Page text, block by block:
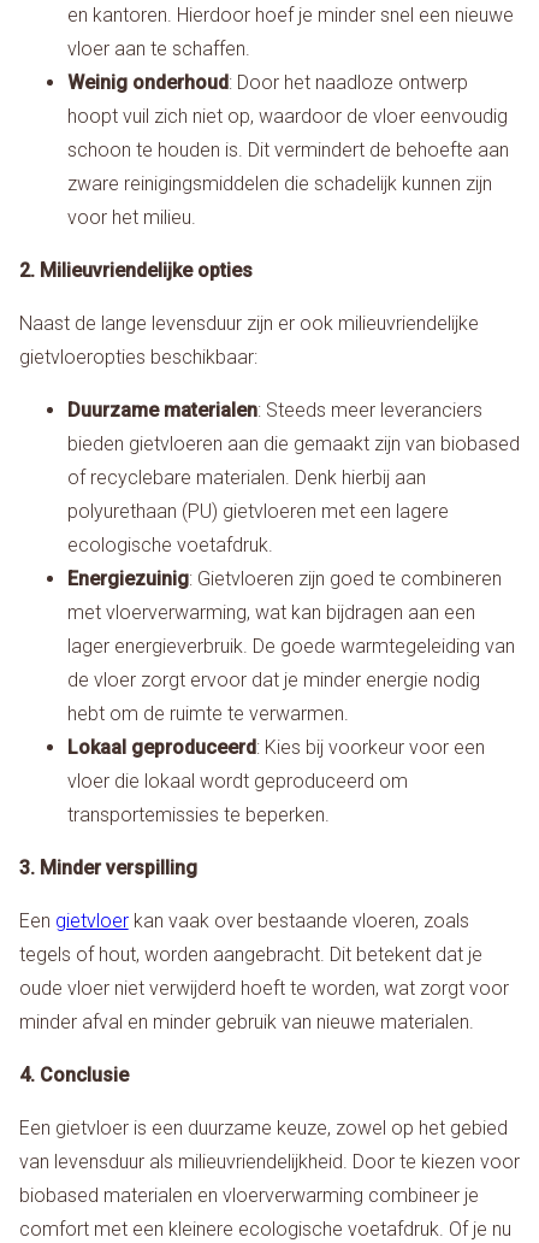
en kantoren. Hierdoor hoef je minder snel een nieuwe
vloer aan te schaffen.
Weinig onderhoud : Door het naadloze ontwerp
hoopt vuil zich niet op, waardoor de vloer eenvoudig
schoon te houden is. Dit vermindert de behoefte aan
zware reinigingsmiddelen die schadelijk kunnen zijn
voor het milieu.
2. Milieuvriendelijke opties
Naast de lange levensduur zijn er ook milieuvriendelijke
gietvloeropties beschikbaar:
Duurzame materialen: Steeds meer leveranciers
bieden gietvloeren aan die gemaakt zijn van biobased
of recyclebare materialen. Denk hierbij aan
polyurethaan (PU) gietvloeren met een lagere
ecologische voetafdruk.
Energiezuinig: Gietvloeren zijn goed te combineren
met vloerverwarming, wat kan bijdragen aan een
lager energieverbruik. De goede warmtegeleiding van
de vloer zorgt ervoor dat je minder energie nodig
hebt om de ruimte te verwarmen.
Lokaal geproduceerd : Kies bij voorkeur voor een
vloer die lokaal wordt geproduceerd om
transportemissies te beperken.
3. Minder verspilling
Een gietvloerkan vaak over bestaande vloeren, zoals
tegels of hout, worden aangebracht. Dit betekent dat je
oude vloer niet verwijderd hoeft te worden, wat zorgt voor
minder afval en minder gebruik van nieuwe materialen.
4. Conclusie
Een gietvloer is een duurzame keuze, zowel op het gebied
van levensduur als milieuvriendelijkheid. Door te kiezen voor
biobased materialen en vloerverwarming combineer je
comfort met een kleinere ecologische voetafdruk. Of je nu